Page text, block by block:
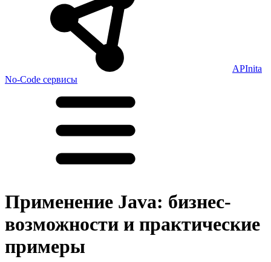
APInita
No-Code сервисы
Применение Java: бизнес-
возможности и практические
примеры